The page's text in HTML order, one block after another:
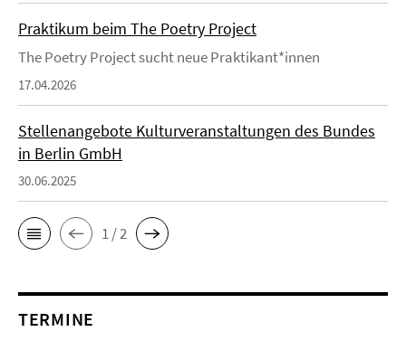
Praktikum beim The Poetry Project
The Poetry Project sucht neue Praktikant*innen
17.04.2026
Stellenangebote Kulturveranstaltungen des Bundes
in Berlin GmbH
30.06.2025
1 / 2
TERMINE